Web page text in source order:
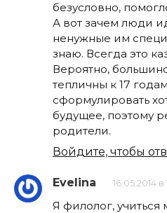
безусловно,
А вот зачем люди
ненужные им
знаю. Всегда это
Вероятно,
тепличны к 17
сформулировать
будущее, поэтому
родители.
Войдите, чтобы
Evelina 16.05.2014 в
Я филолог, учиться